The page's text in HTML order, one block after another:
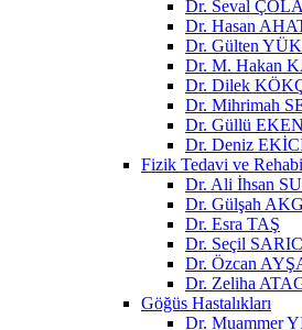
Dr. Seval
Dr. Hasan
Dr. Gülten
Dr. M. Hakan
Dr. Dilek
Dr. Mihrimah
Dr. Güllü
Dr. Deniz
Fizik Tedavi ve
Dr. Ali İhsan
Dr. Gülşah
Dr. Esra TAŞ
Dr. Seçil
Dr. Özcan
Dr. Zeliha
Göğüs Hastalıkları
Dr. Muammer